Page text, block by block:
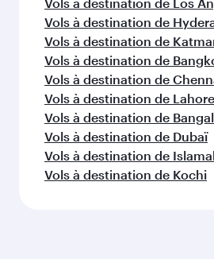
Vols à destination de
Vols à destination de
Vols à destination de
Vols à destination de
Vols à destination de Lahore
Vols à destination de
Vols à destination de Dubaï
Vols à destination de
Vols à destination de Kochi